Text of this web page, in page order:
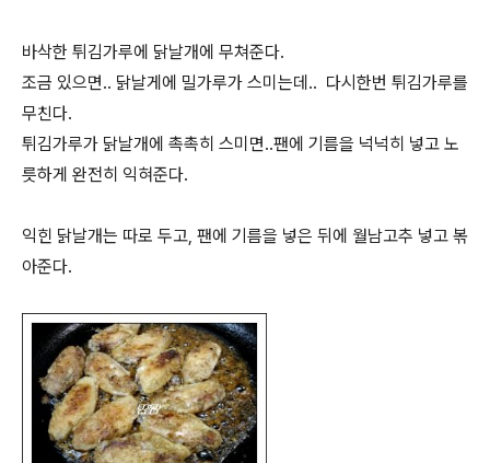
바삭한 튀김가루에 닭날개에 무쳐준다.
조금 있으면.. 닭날게에 밀가루가 스미는데.. 다시한번 튀김가루를
무친다.
튀김가루가 닭날개에 촉촉히 스미면..팬에 기름을 넉넉히 넣고 노
릇하게 완전히 익혀준다.
익힌 닭날개는 따로 두고, 팬에 기름을 넣은 뒤에 월남고추 넣고 볶
아준다.